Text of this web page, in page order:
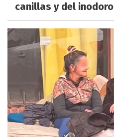
canillas y del inodoro